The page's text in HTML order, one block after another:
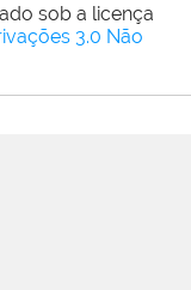
sob a licença
3.0 Não